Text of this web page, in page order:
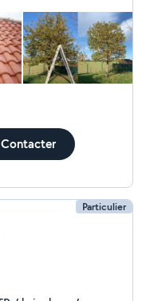
Contacter
Particulier